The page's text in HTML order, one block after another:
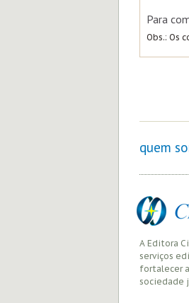
Para
Obs.: Os
quem
A Editora
serviços
fortalecer
sociedade